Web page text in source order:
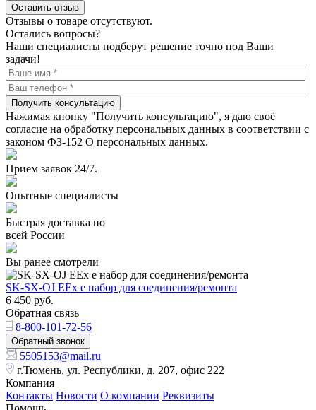
Оставить отзыв
Отзывы о товаре отсутствуют.
Остались вопросы?
Наши специалисты подберут решение точно под Ваши
задачи!
Получить консультацию
Нажимая кнопку "Получить консультацию", я даю своё
согласие на обработку персональных данных в соответствии с
законом ФЗ-152 О персональных данных.
Прием заявок 24/7.
Опытные специалисты
Быстрая доставка по
всей России
Вы ранее смотрели
SK-SX-OJ EEx e набор для соединения/ремонта
6 450 руб.
Обратная связь
8-800-101-72-56
Обратный звонок
5505153@mail.ru
г.Тюмень, ул. Республики, д. 207, офис 222
Компания
Контакты Новости О компании Реквизиты